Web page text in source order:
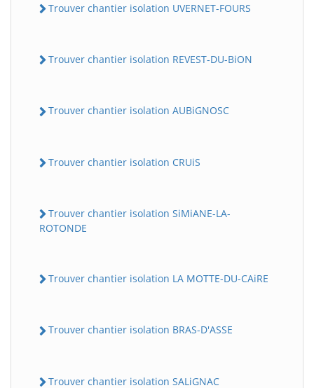
Trouver chantier isolation UVERNET-FOURS
Trouver chantier isolation REVEST-DU-BiON
Trouver chantier isolation AUBiGNOSC
Trouver chantier isolation CRUiS
Trouver chantier isolation SiMiANE-LA-
ROTONDE
Trouver chantier isolation LA MOTTE-DU-CAiRE
Trouver chantier isolation BRAS-D'ASSE
Trouver chantier isolation SALiGNAC